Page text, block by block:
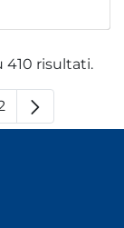
410 risultati.
intermedie